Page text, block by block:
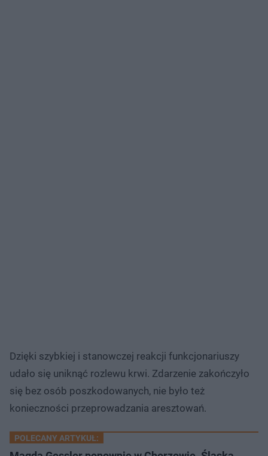
Dzięki szybkiej i stanowczej reakcji funkcjonariuszy
udało się uniknąć rozlewu krwi. Zdarzenie zakończyło
się bez osób poszkodowanych, nie było też
konieczności przeprowadzania aresztowań.
POLECANY ARTYKUŁ: